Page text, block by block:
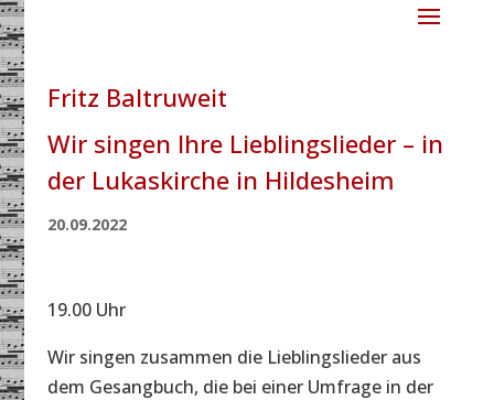
Fritz Baltruweit
Wir singen Ihre Lieblingslieder – in
der Lukaskirche in Hildesheim
20.09.2022
19.00 Uhr
Wir singen zusammen die Lieblingslieder aus
dem Gesangbuch, die bei einer Umfrage in der